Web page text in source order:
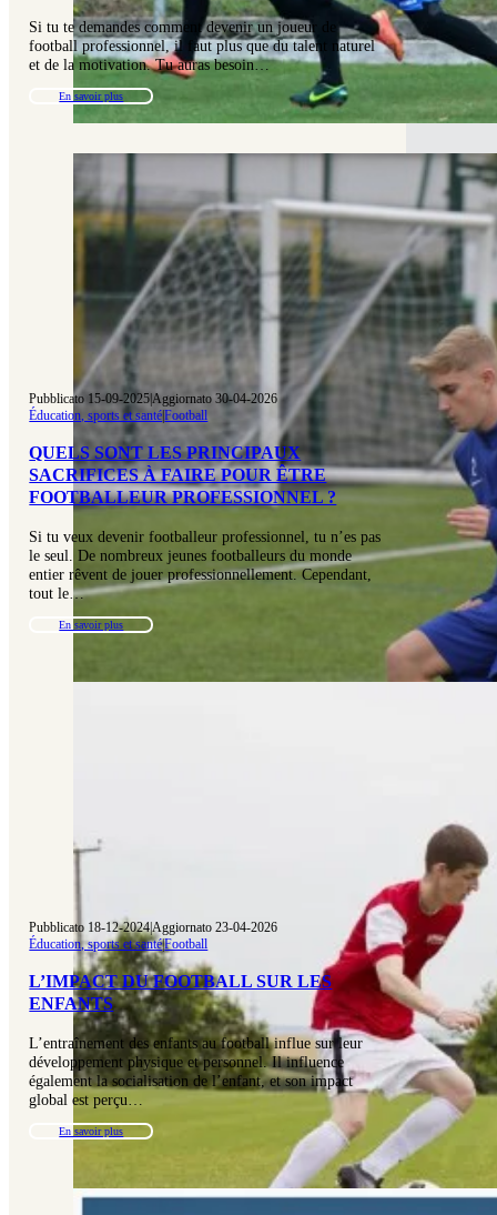
Si tu te demandes comment devenir un joueur de
football professionnel, il faut plus que du talent naturel
et de la motivation. Tu auras besoin…
En savoir plus
Pubblicato 15-09-2025|Aggiornato 30-04-2026
Éducation, sports et santé|Football
QUELS SONT LES PRINCIPAUX
SACRIFICES À FAIRE POUR ÊTRE
FOOTBALLEUR PROFESSIONNEL ?
Si tu veux devenir footballeur professionnel, tu n’es pas
le seul. De nombreux jeunes footballeurs du monde
entier rêvent de jouer professionnellement. Cependant,
tout le…
En savoir plus
Pubblicato 18-12-2024|Aggiornato 23-04-2026
Éducation, sports et santé|Football
L’IMPACT DU FOOTBALL SUR LES
ENFANTS
L’entraînement des enfants au football influe sur leur
développement physique et personnel. Il influence
également la socialisation de l’enfant, et son impact
global est perçu…
En savoir plus